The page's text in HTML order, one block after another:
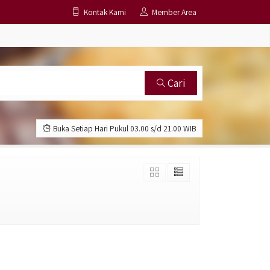
Kontak Kami Member Area
Cari
Buka Setiap Hari Pukul 03.00 s/d 21.00 WIB